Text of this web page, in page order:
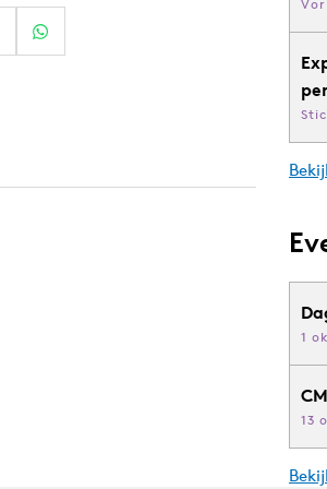
1
13